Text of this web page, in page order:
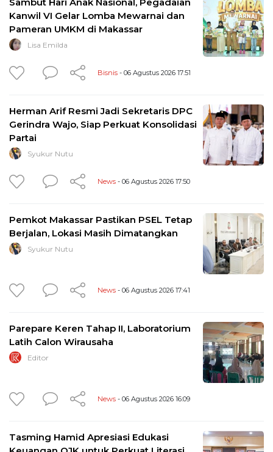
Kanwil VI Gelar Lomba Mewarnai dan
Pameran UMKM di Makassar
Lisa Emilda
Bisnis - 06 Agustus 2026 17:51
Herman Arif Resmi Jadi Sekretaris DPC
Gerindra Wajo, Siap Perkuat Konsolidasi
Partai
Syukur Nutu
News - 06 Agustus 2026 17:50
Pemkot Makassar Pastikan PSEL Tetap
Berjalan, Lokasi Masih Dimatangkan
Syukur Nutu
News - 06 Agustus 2026 17:41
Parepare Keren Tahap II, Laboratorium
Latih Calon Wirausaha
Editor
News - 06 Agustus 2026 16:09
Tasming Hamid Apresiasi Edukasi